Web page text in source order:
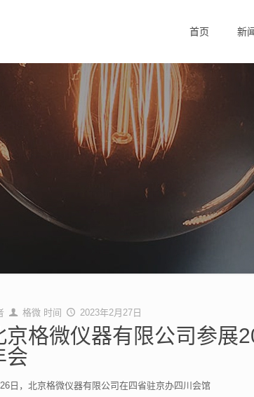
首页 新
格微 时间 2023年2月27日
京格微仪器有限公司参展
会
日，北京格微仪器有限公司在四省驻京办四川会馆